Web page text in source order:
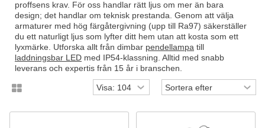
proffsens krav. För oss handlar rätt ljus om mer än bara
design; det handlar om teknisk prestanda. Genom att välja
armaturer med hög färgåtergivning (upp till Ra97) säkerställer
du ett naturligt ljus som lyfter ditt hem utan att kosta som ett
lyxmärke. Utforska allt från dimbar pendellampa till
laddningsbar LED med IP54-klassning. Alltid med snabb
leverans och expertis från 15 år i branschen.